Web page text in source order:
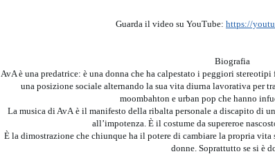
Guarda il video su YouTube: https://
Biografia
AvA è una predatrice: è una donna che ha calpestato i peggiori
una posizione sociale alternando la sua vita diurna lavorativa per
moombahton e urban pop che hanno
La musica di AvA è il manifesto della ribalta personale a discapito di
all’impotenza. È il costume da supereroe
È la dimostrazione che chiunque ha il potere di cambiare la propria vita
donne. Soprattutto se si è